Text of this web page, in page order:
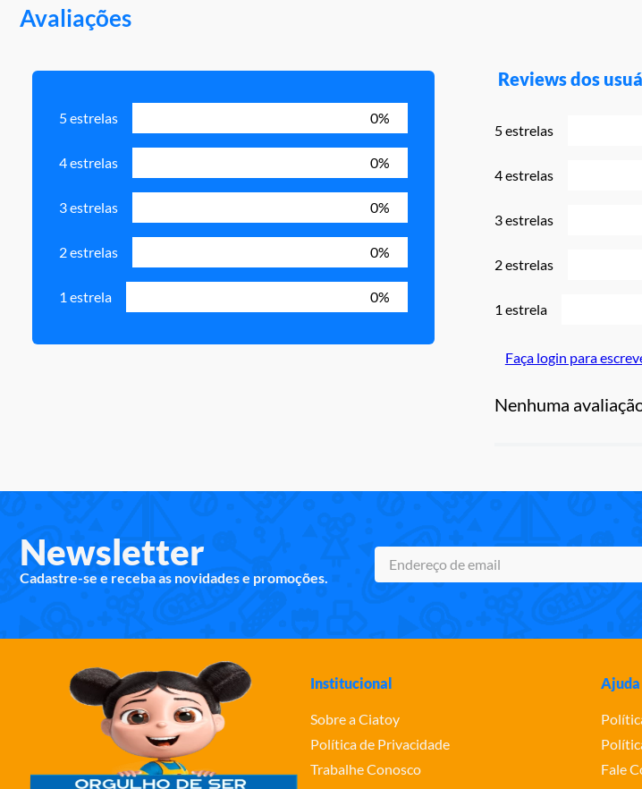
Avaliações
5 estrelas 0%
4 estrelas 0%
3 estrelas 0%
2 estrelas 0%
1 estrela 0%
Reviews dos
5 estrelas
4 estrelas
3 estrelas
2 estrelas
1 estrela
Faça login para
Nenhuma
Newsletter
Cadastre-se e receba as novidades e promoções.
Institucional
Sobre a Ciatoy
Política de Privacidade
Trabalhe Conosco
Ajuda
Fale